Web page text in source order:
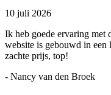
10 juli 2026
Ik heb goede ervaring met
website is gebouwd in een
zachte prijs, top!
- Nancy van den Broek